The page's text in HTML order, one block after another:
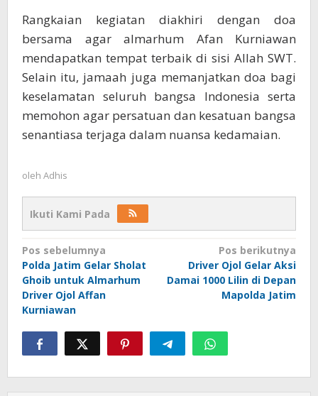
Rangkaian kegiatan diakhiri dengan doa
bersama agar almarhum Afan Kurniawan
mendapatkan tempat terbaik di sisi Allah SWT.
Selain itu, jamaah juga memanjatkan doa bagi
keselamatan seluruh bangsa Indonesia serta
memohon agar persatuan dan kesatuan bangsa
senantiasa terjaga dalam nuansa kedamaian.
oleh Adhis
Ikuti Kami Pada
Navigasi
pos
Pos sebelumnya
Polda Jatim Gelar Sholat
Ghoib untuk Almarhum
Driver Ojol Affan
Kurniawan
Pos berikutnya
Driver Ojol Gelar Aksi
Damai 1000 Lilin di Depan
Mapolda Jatim